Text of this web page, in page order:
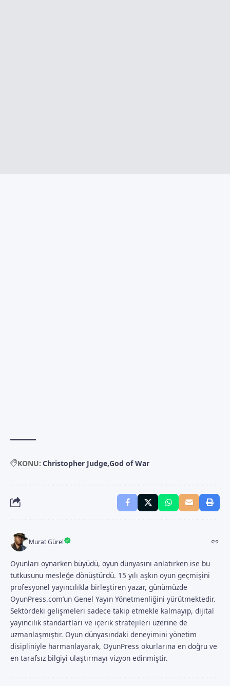
KONU: Christopher Judge God of War
Murat Gürel
Oyunları oynarken büyüdü, oyun dünyasını anlatırken ise bu
tutkusunu mesleğe dönüştürdü. 15 yılı aşkın oyun geçmişini
profesyonel yayıncılıkla birleştiren yazar, günümüzde
OyunPress.com’un Genel Yayın Yönetmenliğini yürütmektedir.
Sektördeki gelişmeleri sadece takip etmekle kalmayıp, dijital
yayıncılık standartları ve içerik stratejileri üzerine de
uzmanlaşmıştır. Oyun dünyasındaki deneyimini yönetim
disipliniyle harmanlayarak, OyunPress okurlarına en doğru ve
en tarafsız bilgiyi ulaştırmayı vizyon edinmiştir.